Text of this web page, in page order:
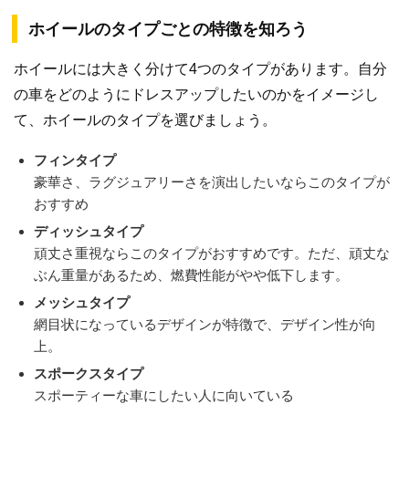
ホイールのタイプごとの特徴を知ろう
ホイールには大きく分けて4つのタイプがあります。自分
の車をどのようにドレスアップしたいのかをイメージし
て、ホイールのタイプを選びましょう。
フィンタイプ
豪華さ、ラグジュアリーさを演出したいならこのタイプが
おすすめ
ディッシュタイプ
頑丈さ重視ならこのタイプがおすすめです。ただ、頑丈な
ぶん重量があるため、燃費性能がやや低下します。
メッシュタイプ
網目状になっているデザインが特徴で、デザイン性が向
上。
スポークスタイプ
スポーティーな車にしたい人に向いている